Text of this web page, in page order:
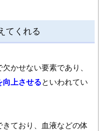
てくれる
かせない要素であり、
向上させるといわれてい
ており、血液などの体